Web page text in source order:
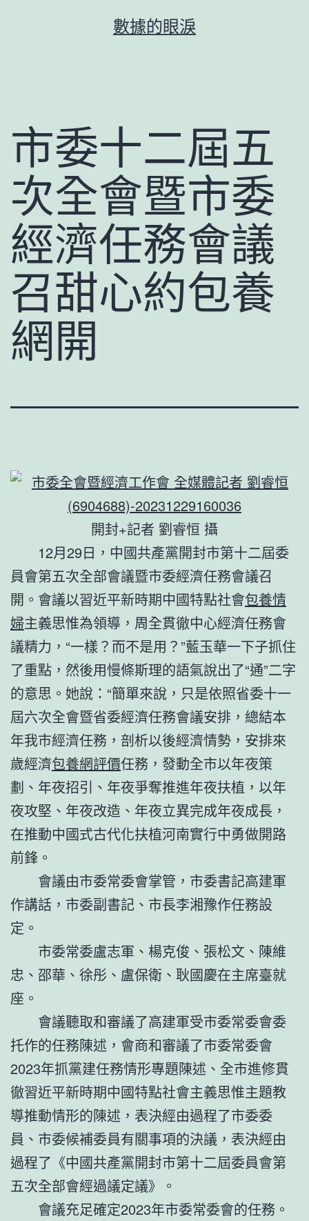
容
數據的眼淚
市委十二屆五
次全會暨市委
經濟任務會議
召甜心約包養
網開
開封+記者 劉睿恒 攝
12月29日，中國共產黨開封市第十二屆委
員會第五次全部會議暨市委經濟任務會議召
開。會議以習近平新時期中國特點社會包養情
婦主義思惟為領導，周全貫徹中心經濟任務會
議精力，“一樣？而不是用？”藍玉華一下子抓住
了重點，然後用慢條斯理的語氣說出了“通”二字
的意思。她說：“簡單來說，只是依照省委十一
屆六次全會暨省委經濟任務會議安排，總結本
年我市經濟任務，剖析以後經濟情勢，安排來
歲經濟包養網評價任務，發動全市以年夜策
劃、年夜招引、年夜爭奪推進年夜扶植，以年
夜攻堅、年夜改造、年夜立異完成年夜成長，
在推動中國式古代化扶植河南實行中勇做開路
前鋒。
會議由市委常委會掌管，市委書記高建軍
作講話，市委副書記、市長李湘豫作任務設
定。
市委常委盧志軍、楊克俊、張松文、陳維
忠、邵華、徐彤、盧保衛、耿國慶在主席臺就
座。
會議聽取和審議了高建軍受市委常委會委
托作的任務陳述，會商和審議了市委常委會
2023年抓黨建任務情形專題陳述、全市進修貫
徹習近平新時期中國特點社會主義思惟主題教
導推動情形的陳述，表決經由過程了市委委
員、市委候補委員有關事項的決議，表決經由
過程了《中國共產黨開封市第十二屆委員會第
五次全部會經過議定議》。
會議充足確定2023年市委常委會的任務。